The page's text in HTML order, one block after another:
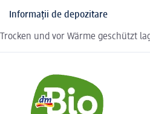
Informații de depozitare
Trocken und vor Wärme geschützt